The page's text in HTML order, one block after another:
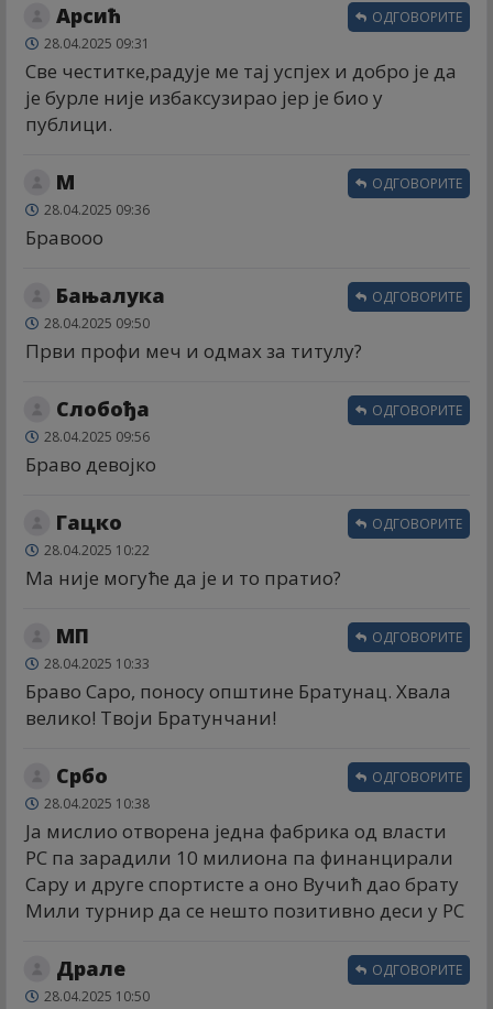
Арсић
28.04.2025 09:31
Све честитке,радује ме тај успјех и добро је да
је бурле није избаксузирао јер је био у
публици.
ОДГОВОРИТЕ
М
28.04.2025 09:36
Бравооо
ОДГОВОРИТЕ
Бањалука
28.04.2025 09:50
Први профи меч и одмах за титулу?
ОДГОВОРИТЕ
Слобођа
28.04.2025 09:56
Браво девојко
ОДГОВОРИТЕ
Гацко
28.04.2025 10:22
Ма није могуће да је и то пратио?
ОДГОВОРИТЕ
МП
28.04.2025 10:33
Браво Саро, поносу општине Братунац. Хвала
велико! Твоји Братунчани!
ОДГОВОРИТЕ
Србо
28.04.2025 10:38
Ја мислио отворена једна фабрика од власти
РС па зарадили 10 милиона па финанцирали
Сару и друге спортисте а оно Вучић дао брату
Мили турнир да се нешто позитивно деси у РС
ОДГОВОРИТЕ
Драле
28.04.2025 10:50
ОДГОВОРИТЕ